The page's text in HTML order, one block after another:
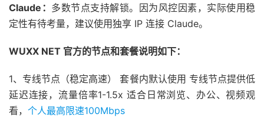
Claude： 多数节点支持解锁。因为风控因素，实际使用稳
定性有待考量，建议使用独享 IP 连接 Claude。
WUXX NET 官方的节点和套餐说明如下：
1、专线节点（稳定高速） 套餐内默认使用 专线节点提供低
延迟连接，流量倍率1-1.5x 适合日常浏览、办公、视频观
看， 个人最高限速100Mbps